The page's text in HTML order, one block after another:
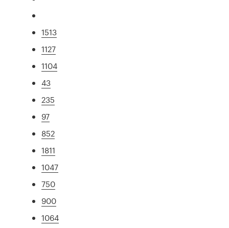
1513
1127
1104
43
235
97
852
1811
1047
750
900
1064